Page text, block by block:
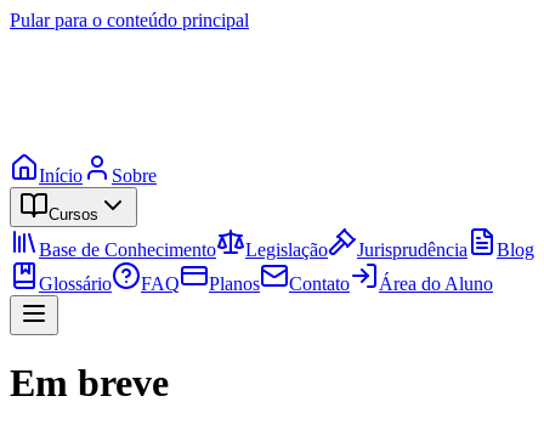
Pular para o conteúdo principal
Início Sobre
Cursos
Base de Conhecimento Legislação Jurisprudência
Blog
Glossário
FAQ Planos Contato Área do Aluno
Em breve